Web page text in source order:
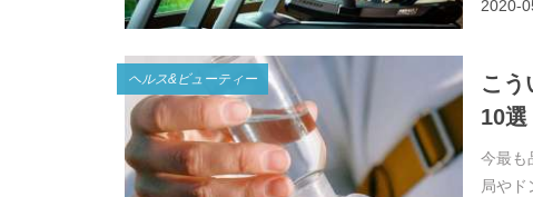
2020-
ヘルス&ビューティー
こう
10選
今最も
局やド